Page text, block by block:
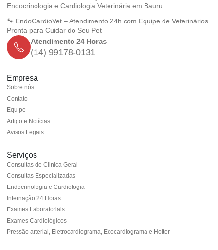
🐾 EndoCardioVet – Atendimento 24h com Equipe de Veterinários
Pronta para Cuidar do Seu Pet
Atendimento 24 Horas
(14) 99178-0131
Empresa
Sobre nós
Contato
Equipe
Artigo e Notícias
Avisos Legais
Serviços
Consultas de Clinica Geral
Consultas Especializadas
Endocrinologia e Cardiologia
Internação 24 Horas
Exames Laboratoriais
Exames Cardiológicos
Pressão arterial, Eletrocardiograma, Ecocardiograma e Holter